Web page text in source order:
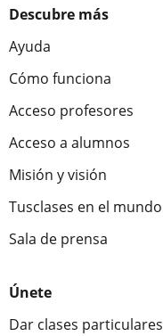
Descubre más
Ayuda
Cómo funciona
Acceso profesores
Acceso a alumnos
Misión y visión
Tusclases en el mundo
Sala de prensa
Únete
Dar clases particulares